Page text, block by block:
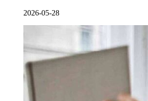
2026-05-28